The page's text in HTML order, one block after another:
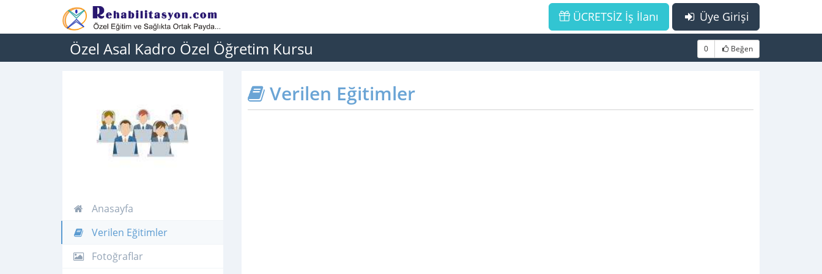
Üye Girişi
ÜCRETSİZ İş İlanı
Özel Asal Kadro Özel Öğretim Kursu 0 Beğen
Anasayfa
Verilen Eğitimler
Fotoğraflar
Verilen Eğitimler